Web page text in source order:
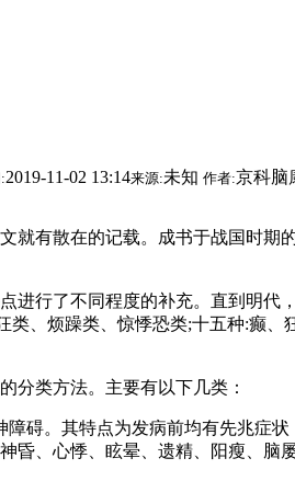
2019-11-02 13:14来源:未知 作者:京科脑
有散在的记载。成书于战国时
了不同程度的补充。直到明代
、烦躁类、惊悸恐类;十五种:癫
类方法。主要有以下几类：
。其特点为发病前均有先兆症状
、心悸、眩晕、遗精、阳瘦、脑